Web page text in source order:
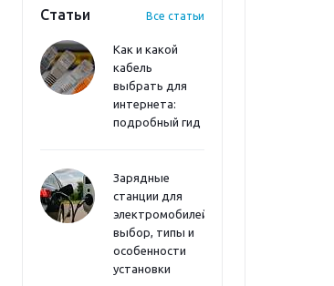
Статьи Все статьи
Как и какой
кабель
выбрать для
интернета:
подробный гид
Зарядные
станции для
электромобилей:
выбор, типы и
особенности
установки